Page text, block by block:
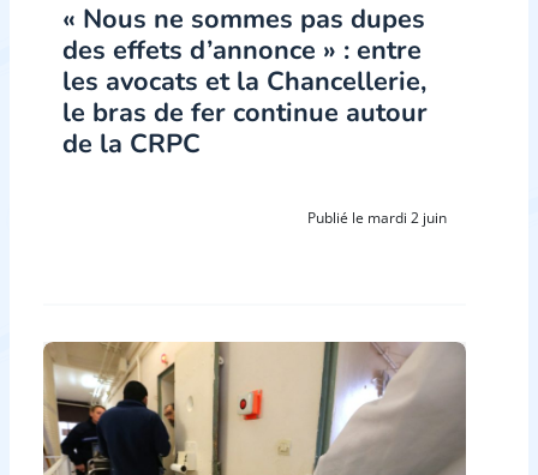
« Nous ne sommes pas dupes
des effets d’annonce » : entre
les avocats et la Chancellerie,
le bras de fer continue autour
de la CRPC
Publié le mardi 2 juin